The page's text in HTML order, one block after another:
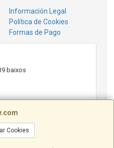
Cookies
Información Legal
Política de Cookies
Formas de Pago
baixos